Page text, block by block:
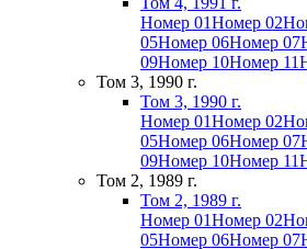
Номер 01Номер 02
05Номер 06Номер 07
09Номер 10Номер 11
Том 3, 1990 г.
Том 3, 1990 г.
Номер 01Номер 02
05Номер 06Номер 07
09Номер 10Номер 11
Том 2, 1989 г.
Том 2, 1989 г.
Номер 01Номер 02
05Номер 06Номер 07